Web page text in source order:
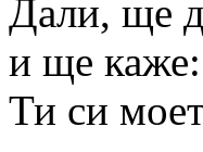
Дали, ще
и ще
Ти си